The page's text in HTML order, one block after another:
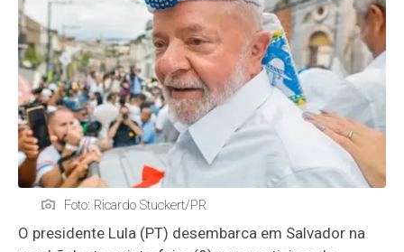
Foto: Ricardo Stuckert/PR
O presidente Lula (PT) desembarca em Salvador na